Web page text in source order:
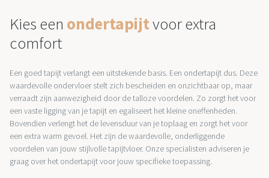
Kies een ondertapijtvoor extra
comfort
Een goed tapijt verlangt een uitstekende basis. Een ondertapijt dus. Deze
waardevolle ondervloer stelt zich bescheiden en onzichtbaar op, maar
verraadt zijn aanwezigheid door de talloze voordelen. Zo zorgt het voor
een vaste ligging van je tapijt en egaliseert het kleine oneffenheden.
Bovendien verlengt het de levensduur van je toplaag en zorgt het voor
een extra warm gevoel. Het zijn de waardevolle, onderliggende
voordelen van jouw stijlvolle tapijtvloer. Onze specialisten adviseren je
graag over het ondertapijt voor jouw specifieke toepassing.